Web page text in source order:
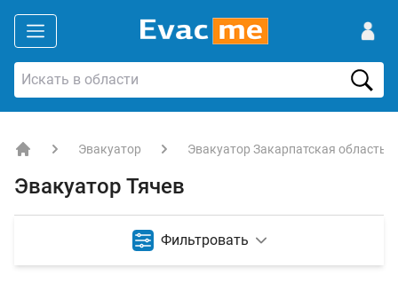
Эвакуатор Эвакуатор Закарпатская область
Эвакуатор Тячев
Фильтровать